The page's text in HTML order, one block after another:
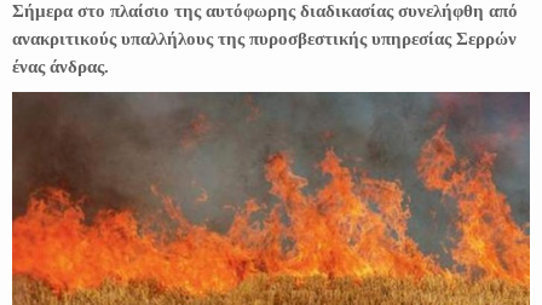
Σήμερα στο πλαίσιο της αυτόφωρης διαδικασίας συνελήφθη από
ανακριτικούς υπαλλήλους της πυροσβεστικής υπηρεσίας Σερρών
ένας άνδρας.